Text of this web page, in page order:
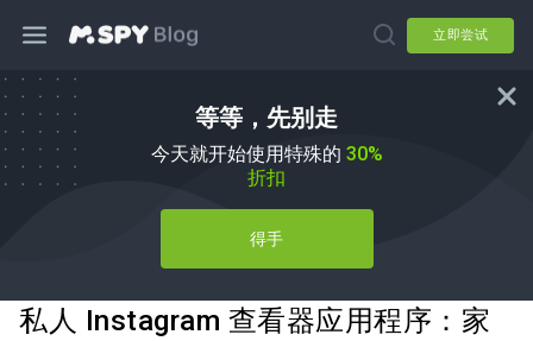
立即尝试
等等，先别走
今天就开始使用特殊的 30%
折扣
得手
私人 Instagram 查看器应用程序：家